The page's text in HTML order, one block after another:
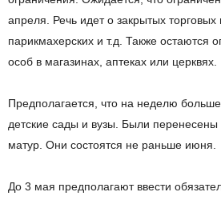
апреля. Речь идет о закрытых торговых
парикмахерских и т.д. Также остаются
особ в магазинах, аптеках или церквях.
Предполагается, что на неделю
детские сады и вузы. Были перенесены
матур. Они состоятся не раньше июня.
До 3 мая предполагают ввести